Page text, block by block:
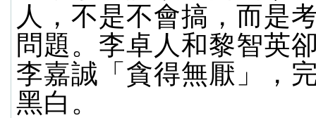
人，不是不會搞，而是
問題。李卓人和黎智英
李嘉誠「貪得無厭」，
黑白。